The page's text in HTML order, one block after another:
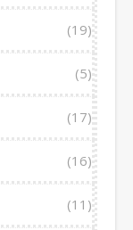
(19)
(5)
(17)
(16)
(11)